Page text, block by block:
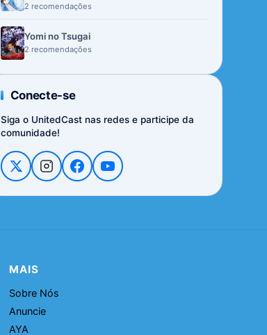
2 recomendações
Yomi no Tsugai
2 recomendações
Conecte-se
Siga o UnitedCast nas redes e participe da
comunidade!
MAIS
Sobre Nós
Anuncie
AYA